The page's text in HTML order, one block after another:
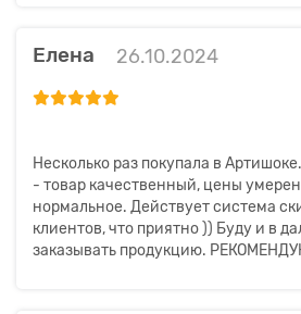
Елена 26.10.2024
Несколько раз покупала в
- товар качественный, цены
нормальное. Действует система
клиентов, что приятно )) Буду и в
заказывать продукцию.